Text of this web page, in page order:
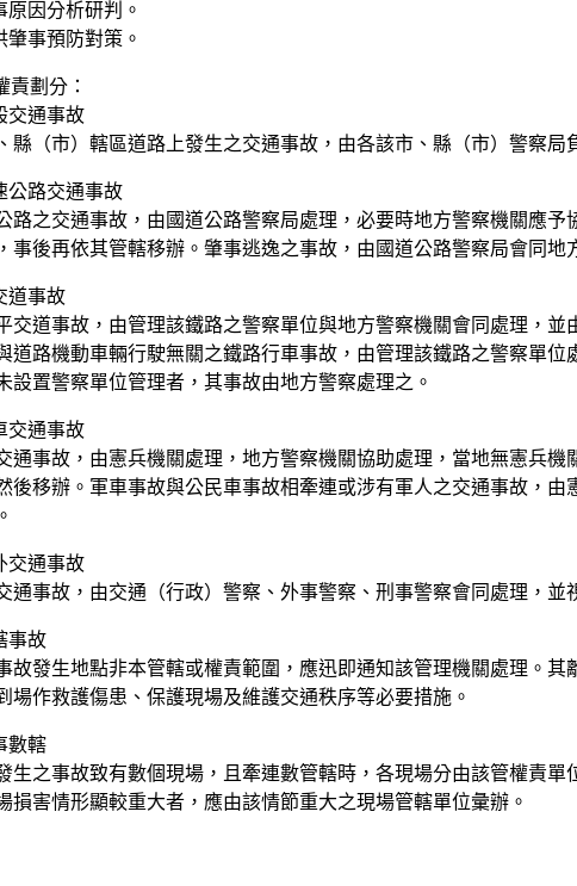
原因分析研判。
肇事預防對策。
責劃分：
交通事故
縣（市）轄區道路上發生之交通事故，由各該市、縣（市）警察局
公路交通事故
路之交通事故，由國道公路警察局處理，必要時地方警察機關應
事後再依其管轄移辦。肇事逃逸之事故，由國道公路警察局會同地
道事故
交道事故，由管理該鐵路之警察單位與地方警察機關會同處理，
道路機動車輛行駛無關之鐵路行車事故，由管理該鐵路之警察單
設置警察單位管理者，其事故由地方警察處理之。
交通事故
通事故，由憲兵機關處理，地方警察機關協助處理，當地無憲兵
後移辦。軍車事故與公民車事故相牽連或涉有軍人之交通事故，由
交通事故
通事故，由交通（行政）警察、外事警察、刑事警察會同處理，並
事故
故發生地點非本管轄或權責範圍，應迅即通知該管理機關處理。
場作救護傷患、保護現場及維護交通秩序等必要措施。
數轄
生之事故致有數個現場，且牽連數管轄時，各現場分由該管權責
損害情形顯較重大者，應由該情節重大之現場管轄單位彙辦。